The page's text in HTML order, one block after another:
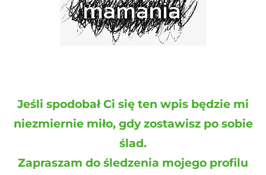
Jeśli spodobał Ci się ten wpis będzie mi
niezmiernie miło, gdy zostawisz po sobie
ślad.
Zapraszam do śledzenia mojego profilu